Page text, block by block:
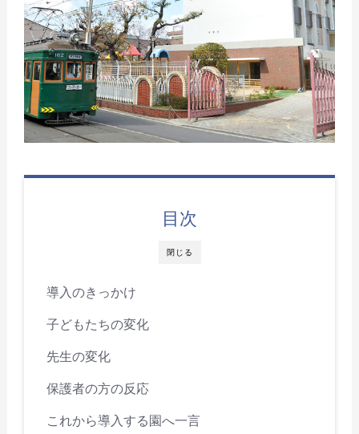
閉じる
目次
導入のきっかけ
子どもたちの変化
先生の変化
保護者の方の反応
これから導入する園へ一言